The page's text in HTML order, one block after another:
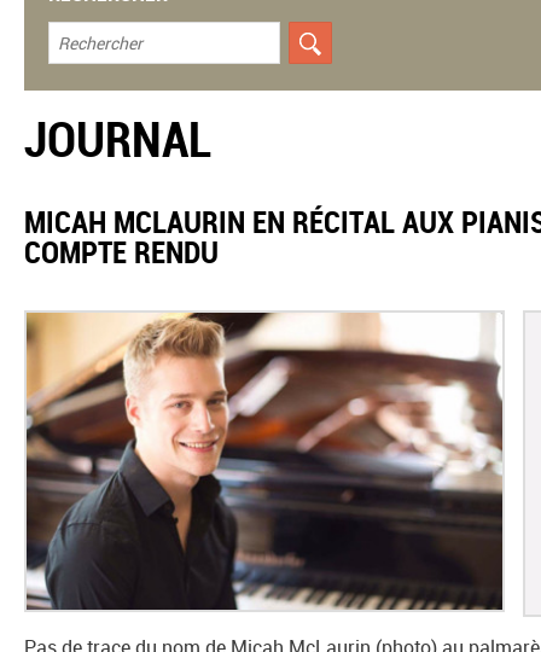
JOURNAL
​MICAH MCLAURIN EN RÉCITAL AUX
COMPTE RENDU